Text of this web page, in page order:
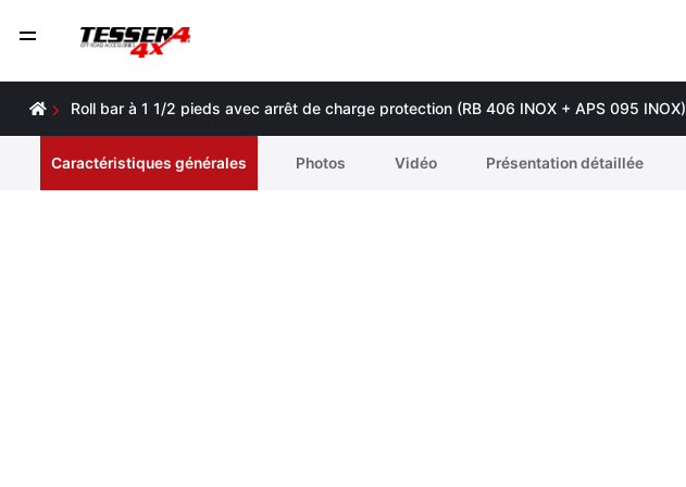
Roll bar à 1 1/2 pieds avec arrêt de charge protection (RB 406 INOX + APS 095 INOX)
Caractéristiques générales Photos Vidéo Présentation détaillée